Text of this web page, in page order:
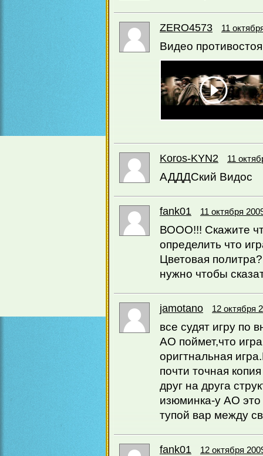
ZERO4573 11
Видео
Koros-KYN2 11
АДДДСкий Видос
fank01 11 октября
ВООО!!! Скажите
определить что
Цветовая
нужно чтобы
jamotano 12 октября
все судят игру по
АО поймет,что
оригтнальная
почти точная
друг на друга
изюминка-у АО
тупой вар между
fank01 12 октября